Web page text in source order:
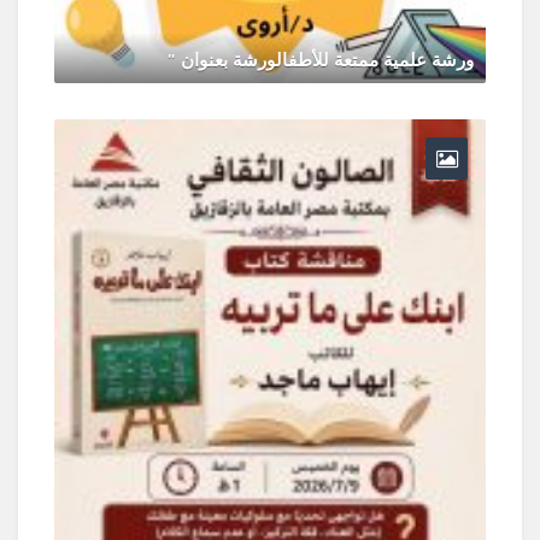
ورشة علمية ممتعة للأطفالورشة بعنوان "